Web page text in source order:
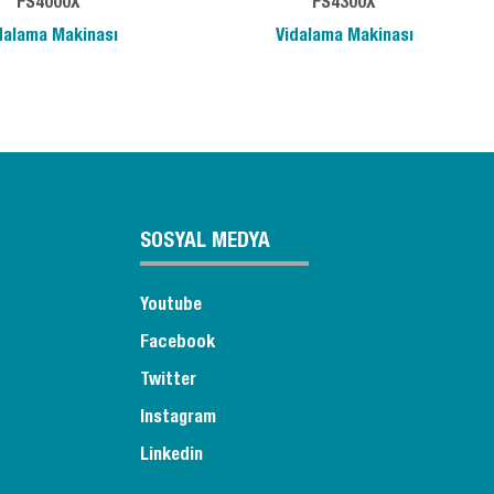
FS4000X
Makinası
FS4300X
Vidalama Makinası
SOSYAL MEDYA
Youtube
Facebook
Twitter
Instagram
Linkedin